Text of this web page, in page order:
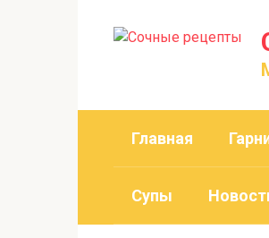
Главная
Супы